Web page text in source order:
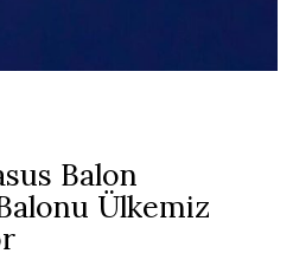
Balon
Ülkemiz